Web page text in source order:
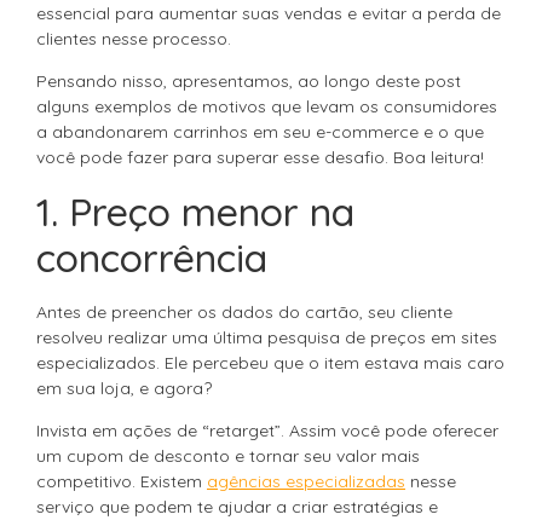
essencial para aumentar suas vendas e evitar a perda de
clientes nesse processo.
Pensando nisso, apresentamos, ao longo deste post
alguns exemplos de motivos que levam os consumidores
a abandonarem carrinhos em seu e-commerce e o que
você pode fazer para superar esse desafio. Boa leitura!
1. Preço menor na
concorrência
Antes de preencher os dados do cartão, seu cliente
resolveu realizar uma última pesquisa de preços em sites
especializados. Ele percebeu que o item estava mais caro
em sua loja, e agora?
Invista em ações de “retarget”. Assim você pode oferecer
um cupom de desconto e tornar seu valor mais
competitivo. Existem agências especializadas nesse
serviço que podem te ajudar a criar estratégias e